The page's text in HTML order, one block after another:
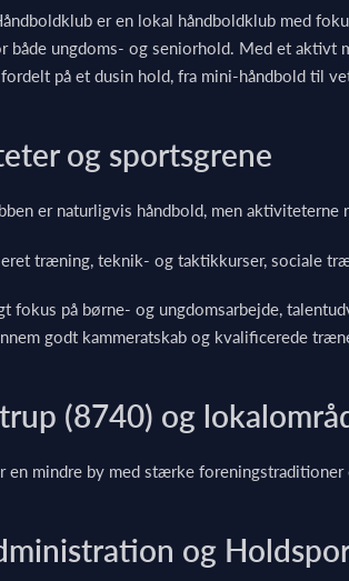
er en lokal håndboldklub med
både ungdoms- og seniorhold. Med et
på et dusin hold, fra mini-håndbold til
og sportsgrene
er naturligvis håndbold, men
træning, teknik- og taktikkurser, sociale
fokus på børne- og ungdomsarbejde,
godt kammeratskab og kvalificerede
(8740) og
en mindre by med stærke
og